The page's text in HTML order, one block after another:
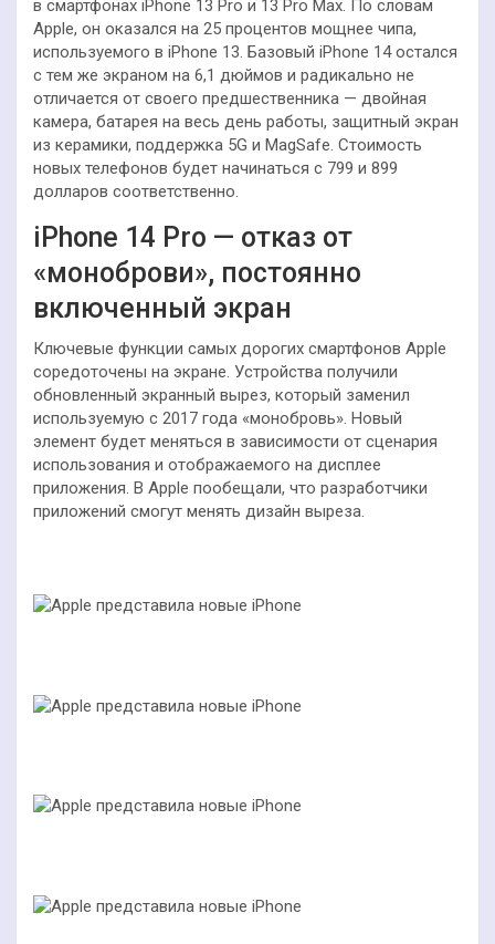
в смартфонах iPhone 13 Pro и 13 Pro Max. По словам
Apple, он оказался на 25 процентов мощнее чипа,
используемого в iPhone 13. Базовый iPhone 14 остался
с тем же экраном на 6,1 дюймов и радикально не
отличается от своего предшественника — двойная
камера, батарея на весь день работы, защитный экран
из керамики, поддержка 5G и MagSafe. Стоимость
новых телефонов будет начинаться с 799 и 899
долларов соответственно.
iPhone 14 Pro — отказ от
«моноброви», постоянно
включенный экран
Ключевые функции самых дорогих смартфонов Apple
соредоточены на экране. Устройства получили
обновленный экранный вырез, который заменил
используемую с 2017 года «монобровь». Новый
элемент будет меняться в зависимости от сценария
использования и отображаемого на дисплее
приложения. В Apple пообещали, что разработчики
приложений смогут менять дизайн выреза.